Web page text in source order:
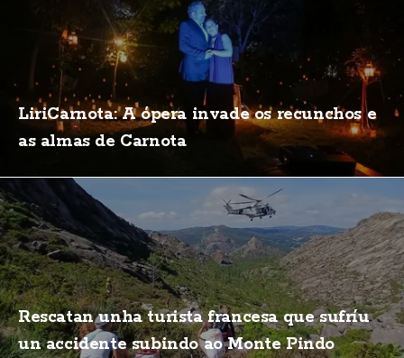
LiriCarnota: A ópera invade os recunchos e
as almas de Carnota
Rescatan unha turista francesa que sufríu
un accidente subindo ao Monte Pindo